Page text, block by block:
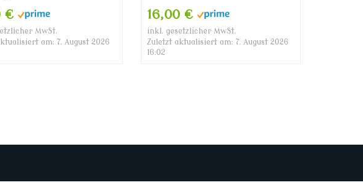
€
MwSt.
am: 7. August 2026
Darmsanierung Allergien,
Reizdarm,
Hauterkrankungen,
chronische Entzündungen
16,00 €
inkl. gesetzlicher MwSt.
Zuletzt aktualisiert am: 7. August 2026
16:02